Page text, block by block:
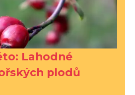
Lahodné
plodů